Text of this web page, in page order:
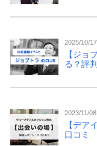
2025/10/17
【ジョ
る？評
2023/11/08
【デア
口コミ